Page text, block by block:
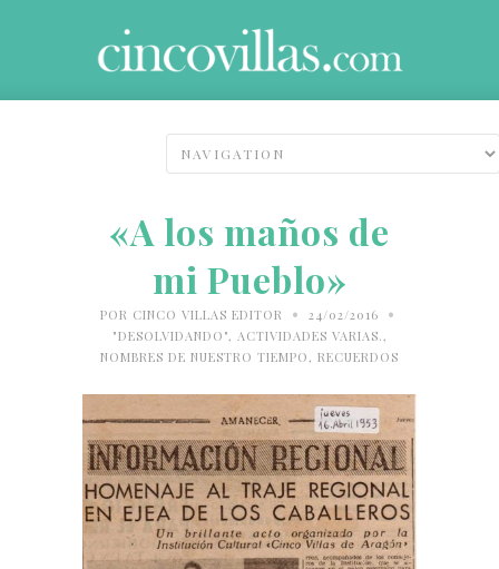
«A los maños de
mi Pueblo»
POR CINCO VILLAS EDITOR • 24/02/2016 •
"DESOLVIDANDO", ACTIVIDADES VARIAS. ,
NOMBRES DE NUESTRO TIEMPO , RECUERDOS